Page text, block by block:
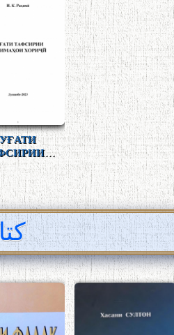
ТОҶИКӢ
ФАРҲАНГИ
ТАФСИРИИ
ЗАБОНИ ТОҶИКӢ
СОЛАГӢ)